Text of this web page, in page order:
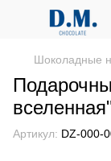
Шоколадные
Артикул: DZ-000-